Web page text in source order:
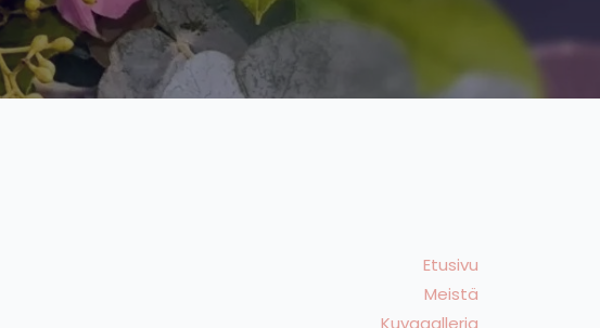
Etusivu
Meistä
Kuvagalleria